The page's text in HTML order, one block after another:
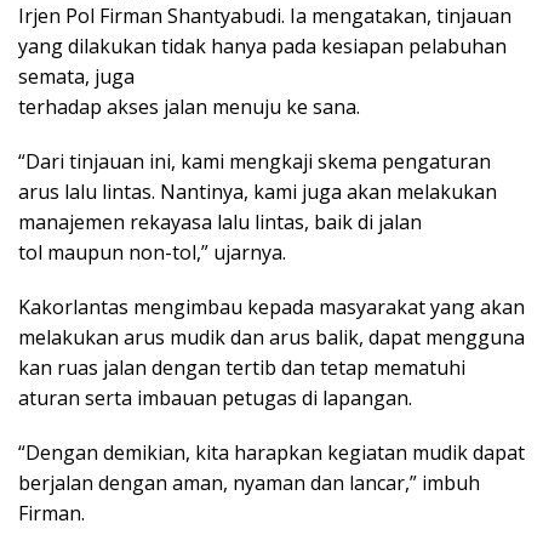
Irjen Pol Firman Shantyabudi. Ia mengatakan, tinjauan
yang dilakukan tidak hanya pada kesiapan pelabuhan
semata, juga
terhadap akses jalan menuju ke sana.
“Dari tinjauan ini, kami mengkaji skema pengaturan
arus lalu lintas. Nantinya, kami juga akan melakukan
manajemen rekayasa lalu lintas, baik di jalan
tol maupun non-tol,” ujarnya.
Kakorlantas mengimbau kepada masyarakat yang akan
melakukan arus mudik dan arus balik, dapat mengguna
kan ruas jalan dengan tertib dan tetap mematuhi
aturan serta imbauan petugas di lapangan.
“Dengan demikian, kita harapkan kegiatan mudik dapat
berjalan dengan aman, nyaman dan lancar,” imbuh
Firman.